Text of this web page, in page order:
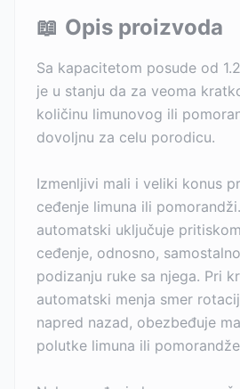
📖 Opis proizvoda
Sa kapacitetom posude od
je u stanju da za veoma
količinu limunovog ili
dovoljnu za celu porodicu.
Izmenljivi mali i veliki konus
ceđenje limuna ili
automatski uključuje
ceđenje, odnosno,
podizanju ruke sa njega. Pri
automatski menja smer
napred nazad, obezbeđuje
polutke limuna ili